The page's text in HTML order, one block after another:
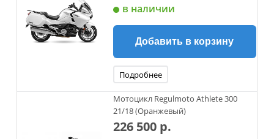
в наличии
Добавить в корзину
Подробнее
Мотоцикл Regulmoto Athlete 300
21/18 (Оранжевый)
226 500 р.